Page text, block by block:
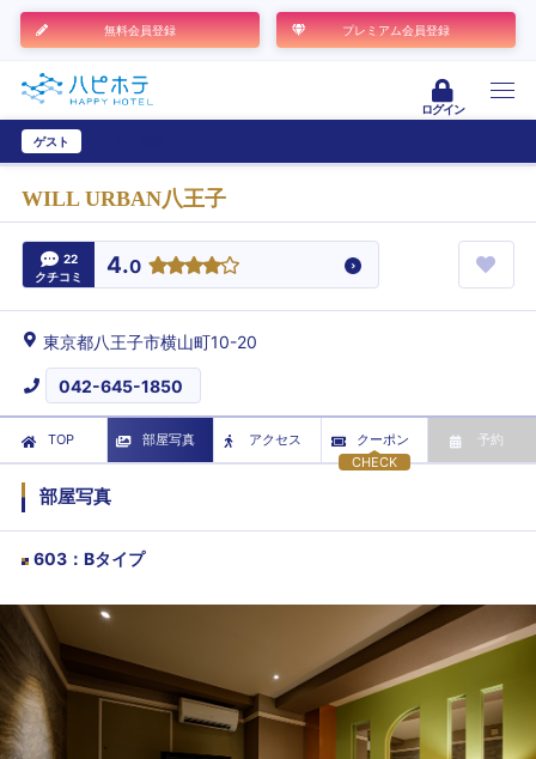
無料会員登録 プレミアム会員登録
ログイン
ゲスト
WILL URBAN八王子
22
クチコミ
4.0
東京都八王子市横山町10-20
042-645-1850
TOP 部屋写真
アクセス
CHECK
クーポン 予約
部屋写真
603 ： Bタイプ